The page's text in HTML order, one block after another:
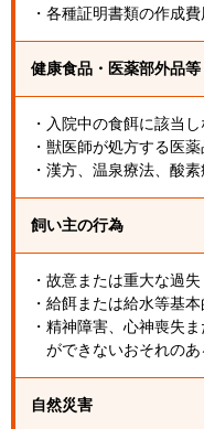
・各種証明書類の作成
健康食品・医薬部外品等
・入院中の食餌に該当
・獣医師が処方する医
・漢方、温泉療法、酸
飼い主の行為
・故意または重大な過失
・給餌または給水等基
・精神障害、心神喪失
ができないおそれの
自然災害